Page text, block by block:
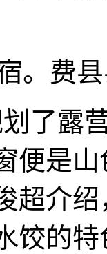
。费
露营
便是
超介
饺的